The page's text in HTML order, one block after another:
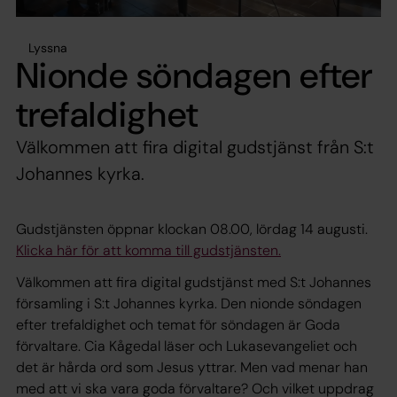
Lyssna
Nionde söndagen efter
trefaldighet
Välkommen att fira digital gudstjänst från S:t
Johannes kyrka.
Gudstjänsten öppnar klockan 08.00, lördag 14 augusti.
Klicka här för att komma till gudstjänsten.
Välkommen att fira digital gudstjänst med S:t Johannes
församling i S:t Johannes kyrka. Den nionde söndagen
efter trefaldighet och temat för söndagen är Goda
förvaltare. Cia Kågedal läser och Lukasevangeliet och
det är hårda ord som Jesus yttrar. Men vad menar han
med att vi ska vara goda förvaltare? Och vilket uppdrag